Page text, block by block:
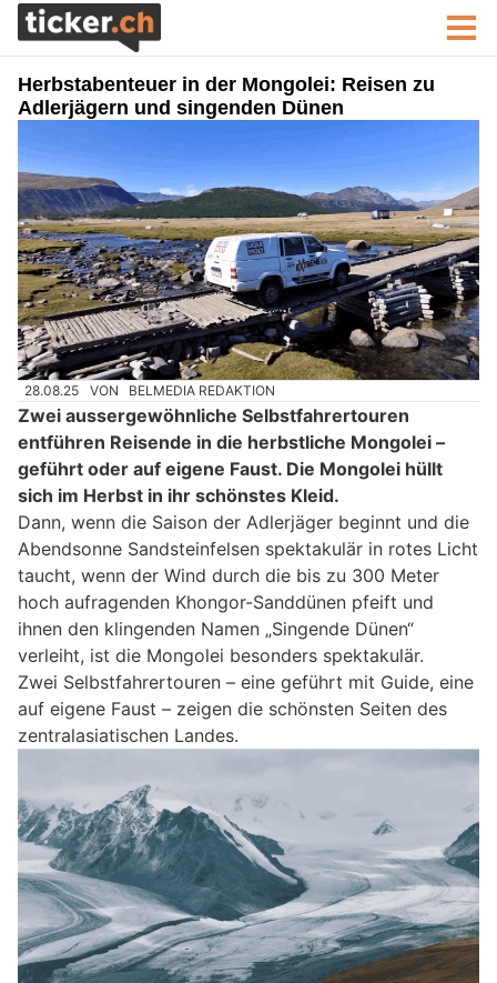
Herbstabenteuer in der Mongolei: Reisen zu
Adlerjägern und singenden Dünen
28.08.25 VON BELMEDIA REDAKTION
Zwei aussergewöhnliche Selbstfahrertouren
entführen Reisende in die herbstliche Mongolei –
geführt oder auf eigene Faust. Die Mongolei hüllt
sich im Herbst in ihr schönstes Kleid.
Dann, wenn die Saison der Adlerjäger beginnt und die
Abendsonne Sandsteinfelsen spektakulär in rotes Licht
taucht, wenn der Wind durch die bis zu 300 Meter
hoch aufragenden Khongor-Sanddünen pfeift und
ihnen den klingenden Namen „Singende Dünen“
verleiht, ist die Mongolei besonders spektakulär.
Zwei Selbstfahrertouren – eine geführt mit Guide, eine
auf eigene Faust – zeigen die schönsten Seiten des
zentralasiatischen Landes.